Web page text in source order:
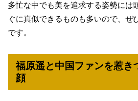
多忙な中でも美を追求する姿勢には
ぐに真似できるものも多いので、ぜ
です。
福原遥と中国ファンを惹き
顔